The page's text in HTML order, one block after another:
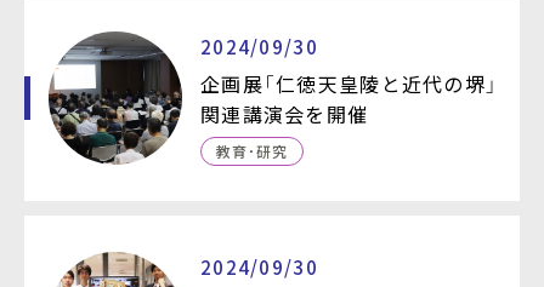
2024/09/30
企画展「仁徳天皇陵と近代の堺」
関連講演会を開催
教育・研究
2024/09/30